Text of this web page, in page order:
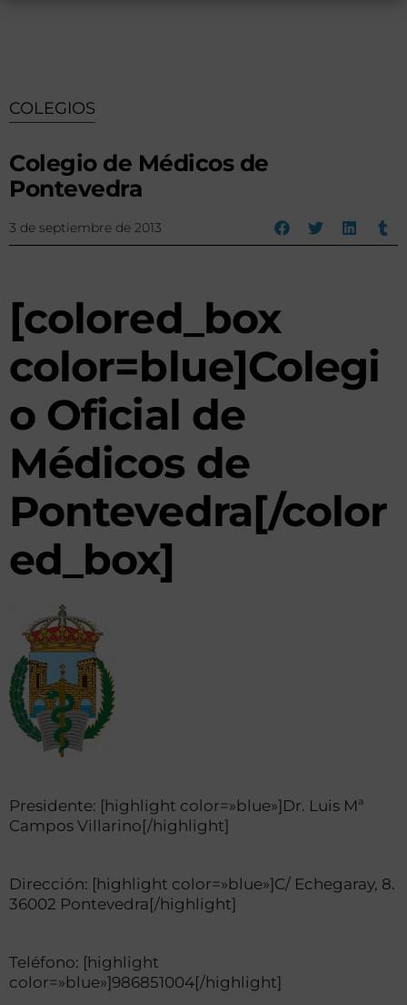
COLEGIOS
Colegio de Médicos de
Pontevedra
3 de septiembre de 2013
[colored_box
color=blue]Colegi
o Oficial de
Médicos de
Pontevedra[/color
ed_box]
Presidente: [highlight color=»blue»]Dr. Luis Mª
Campos Villarino[/highlight]
Dirección: [highlight color=»blue»]C/ Echegaray, 8.
36002 Pontevedra[/highlight]
Teléfono: [highlight
color=»blue»]986851004[/highlight]